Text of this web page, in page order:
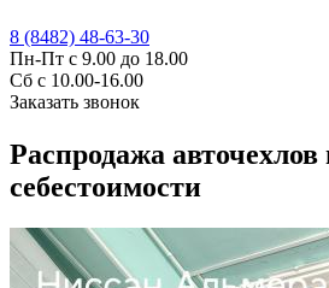
8 (8482) 48-63-30
Пн-Пт с 9.00 до 18.00
Сб с 10.00-16.00
Заказать звонок
Распродажа авточехлов
себестоимости